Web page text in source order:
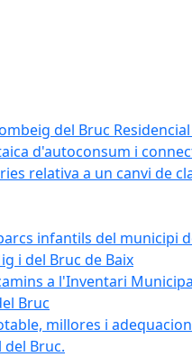
del Bruc Residencial
d'autoconsum i
relativa a un canvi de
infantils del municipi
i del Bruc de Baix
a l'Inventari
Bruc
millores i
Bruc.